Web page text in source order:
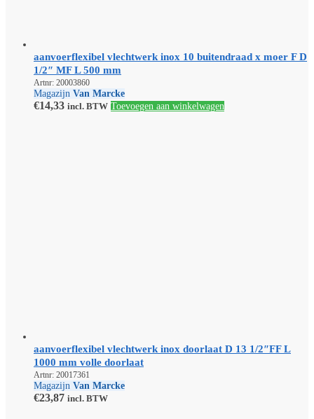
aanvoerflexibel vlechtwerk inox 10 buitendraad x moer F D
1/2″ MF L 500 mm
Artnr: 20003860
Magazijn Van Marcke
€14,33 incl. BTW Toevoegen aan winkelwagen
aanvoerflexibel vlechtwerk inox doorlaat D 13 1/2″FF L
1000 mm volle doorlaat
Artnr: 20017361
Magazijn Van Marcke
€23,87 incl. BTW